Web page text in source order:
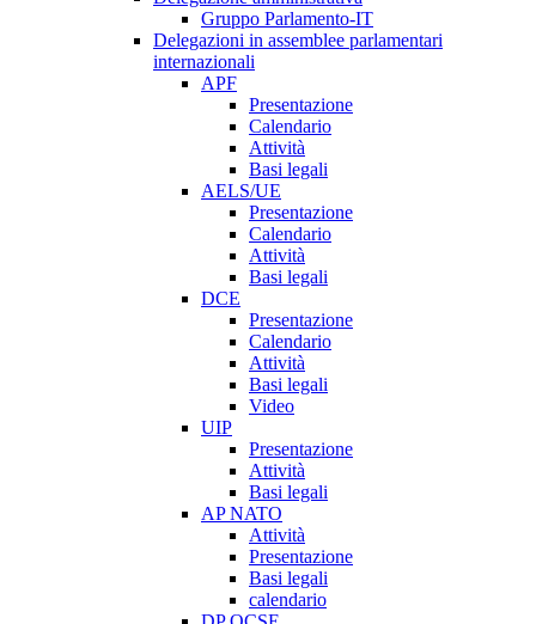
Gruppo Parlamento-IT
Delegazioni in assemblee parlamentari
internazionali
APF
Presentazione
Calendario
Attività
Basi legali
AELS/UE
Presentazione
Calendario
Attività
Basi legali
DCE
Presentazione
Calendario
Attività
Basi legali
Video
UIP
Presentazione
Attività
Basi legali
AP NATO
Attività
Presentazione
Basi legali
calendario